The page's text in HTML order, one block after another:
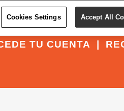
TU CUENTA
Cookies Settings Accept All